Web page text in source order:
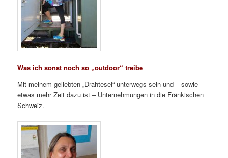
Was ich sonst noch so „outdoor“ treibe
Mit meinem geliebten „Drahtesel“ unterwegs sein und – sowie
etwas mehr Zeit dazu ist – Unternehmungen in die Fränkischen
Schweiz.